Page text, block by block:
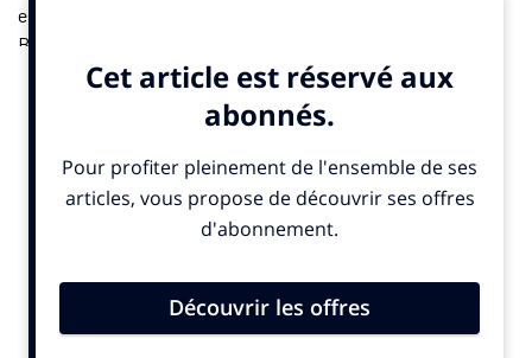
est un partenaire majeur de la voile avec son skipper, Jérémie
Beyou, 4e du dernier Vendée Globe.
« Dans la voile, on est engagé dans un sponsoring sportif avec
un bateau et un ambassadeur, rappelle Stéphanie Bérard-Gest,
est plus dans des sujets d’expérience, de considération de
marque et de lien avec le grand public ». La différence est
assumée. En mer, Charal porte un projet de performance
marque vient chercher le contact direct avec ses